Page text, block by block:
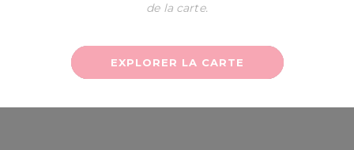
de la carte.
EXPLORER LA CARTE